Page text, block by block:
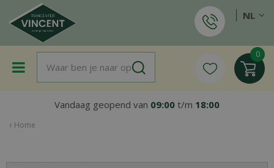
a
Home
Vandaag geopend van 09:00 t/m 18:00
NL